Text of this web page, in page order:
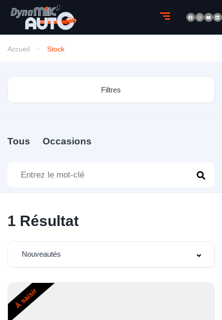
Accueil Stock
Filtres
Tous Occasions
1 Résultat
Nouveautés
À saisir